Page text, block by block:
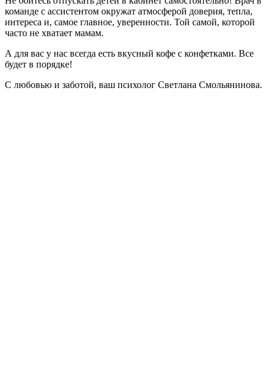
команде с ассистентом окружат атмосферой доверия, тепла,
интереса и, самое главное, уверенности. Той самой, которой
часто не хватает мамам.
А для вас у нас всегда есть вкусный кофе с конфетками. Все
будет в порядке!
С любовью и заботой, ваш психолог Светлана Смольянинова.